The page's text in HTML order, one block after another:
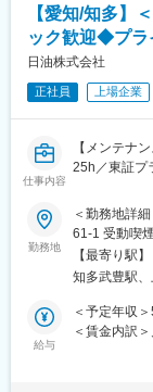
夜間から翌
務はありま
◆愛知事業所
https://
ご本人の希
チャレンジで
◆同社に関し
『バイオか
領域を持つ
変更の範囲
事業部内経
・月次損益
・月次棚卸、
・月次、年
・会計監査
※イノアッ
（業務内容…
・月次・年
・予算作成
・債権債務
・税務申告
■キャリアパ
配属部門に
【愛知/知多】
ック歓迎◆プラ
日油株式会社
正社員 上場企業
仕事内容
【メンテナ
25h／東証プ
◆職務内容：
当社の化学
進、製造設
業務は、計
＜業務詳細＞
設備メーカ
画・発注・
勤務地
＜勤務地詳
61-1 受動喫
める事業所
【最寄り駅】
知多武豊駅
給与
＜予定年収
＜賃金内訳